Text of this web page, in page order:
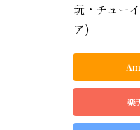
玩・チュー
ア)
楽